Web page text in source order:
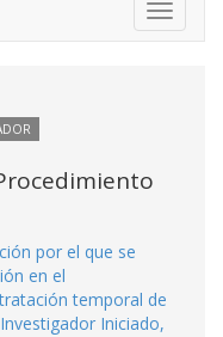
Toggle
por el que se
en el
temporal de
Iniciado,